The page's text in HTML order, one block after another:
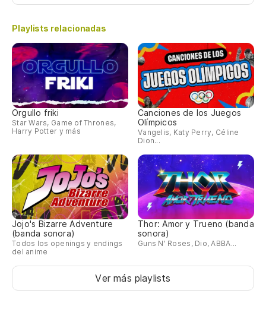
Playlists relacionadas
Orgullo friki
Star Wars, Game of Thrones,
Harry Potter y más
Canciones de los Juegos
Olímpicos
Vangelis, Katy Perry, Céline
Dion...
Jojo's Bizarre Adventure
(banda sonora)
Todos los openings y endings
del anime
Thor: Amor y Trueno (banda
sonora)
Guns N' Roses, Dio, ABBA...
Ver más playlists